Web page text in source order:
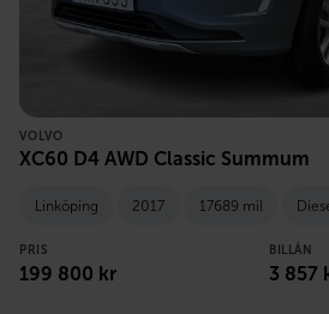
VOLVO
XC60 D4 AWD Classic Summum
Linköping 2017 17689 mil
PRIS
199 800 kr
BILLÅN
3 857